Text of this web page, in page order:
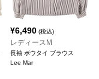
¥6,490 (税込)
レディースM
長袖 ボウタイ ブラウス
Lee Mar